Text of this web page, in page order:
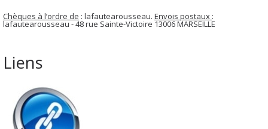
Chèques à l’ordre de : lafautearousseau. Envois postaux :
lafautearousseau - 48 rue Sainte-Victoire 13006 MARSEILLE
Liens